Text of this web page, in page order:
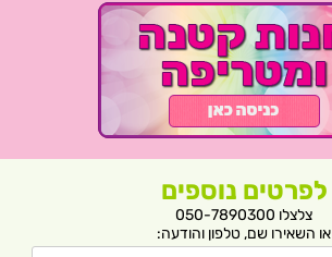
לפרטים נוספים
צלצלו 050-7890300
או השאירו שם, טלפון והודעה: